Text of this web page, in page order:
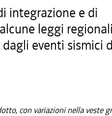
integrazione e di
leggi
eventi sismici
con variazioni nella veste